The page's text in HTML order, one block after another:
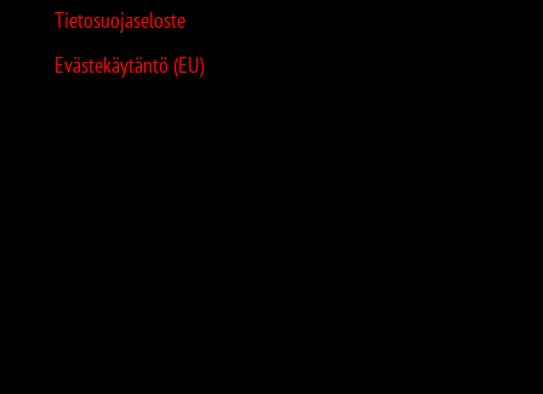
Tietosuojaseloste
Evästekäytäntö (EU)